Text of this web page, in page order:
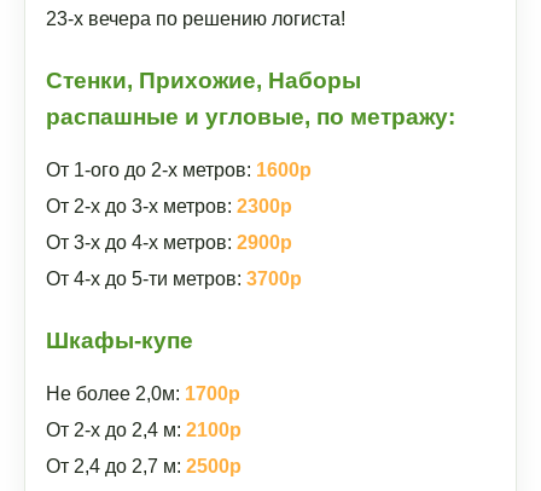
23-х вечера по решению логиста!
Стенки, Прихожие, Наборы
распашные и угловые, по метражу:
От 1-ого до 2-х метров: 1600р
От 2-х до 3-х метров: 2300р
От 3-х до 4-х метров: 2900р
От 4-х до 5-ти метров: 3700р
Шкафы-купе
Не более 2,0м: 1700р
От 2-х до 2,4 м: 2100р
От 2,4 до 2,7 м: 2500р